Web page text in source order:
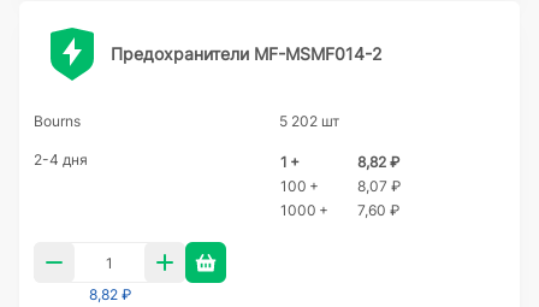
Предохранители MF-MSMF014-2
Bourns 5 202 шт
2-4 дня 1 +
8,82 ₽
100 +
8,07 ₽
1000 +
7,60 ₽
8,82 ₽